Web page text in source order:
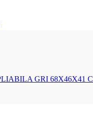
GRI 68X46X41